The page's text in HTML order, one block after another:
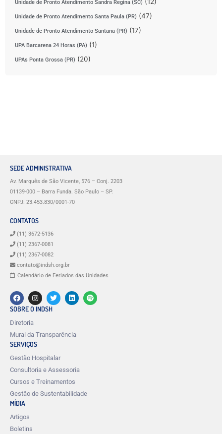
Unidade de Pronto Atendimento Sandra Regina (SC) (12)
Unidade de Pronto Atendimento Santa Paula (PR) (47)
Unidade de Pronto Atendimento Santana (PR) (17)
UPA Barcarena 24 Horas (PA) (1)
UPAs Ponta Grossa (PR) (20)
SEDE ADMINISTRATIVA
Av. Marquês de São Vicente, 576 – Conj. 2203
01139-000 – Barra Funda. São Paulo – SP.
CNPJ: 23.453.830/0001-70
CONTATOS
(11) 3672-5136
(11) 2367-0081
(11) 2367-0082
contato@indsh.org.br
Calendário de Feriados das Unidades
SOBRE O INDSH
Diretoria
Mural da Transparência
SERVIÇOS
Gestão Hospitalar
Consultoria e Assessoria
Cursos e Treinamentos
Gestão de Sustentabilidade
MÍDIA
Artigos
Boletins